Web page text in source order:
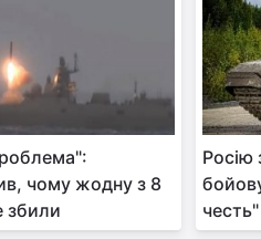
чому жодну з 8
збили
Росію